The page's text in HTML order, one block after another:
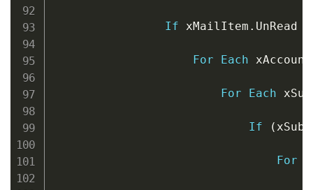
If xMailItem . UnRead
For Each
For Each
If (
For